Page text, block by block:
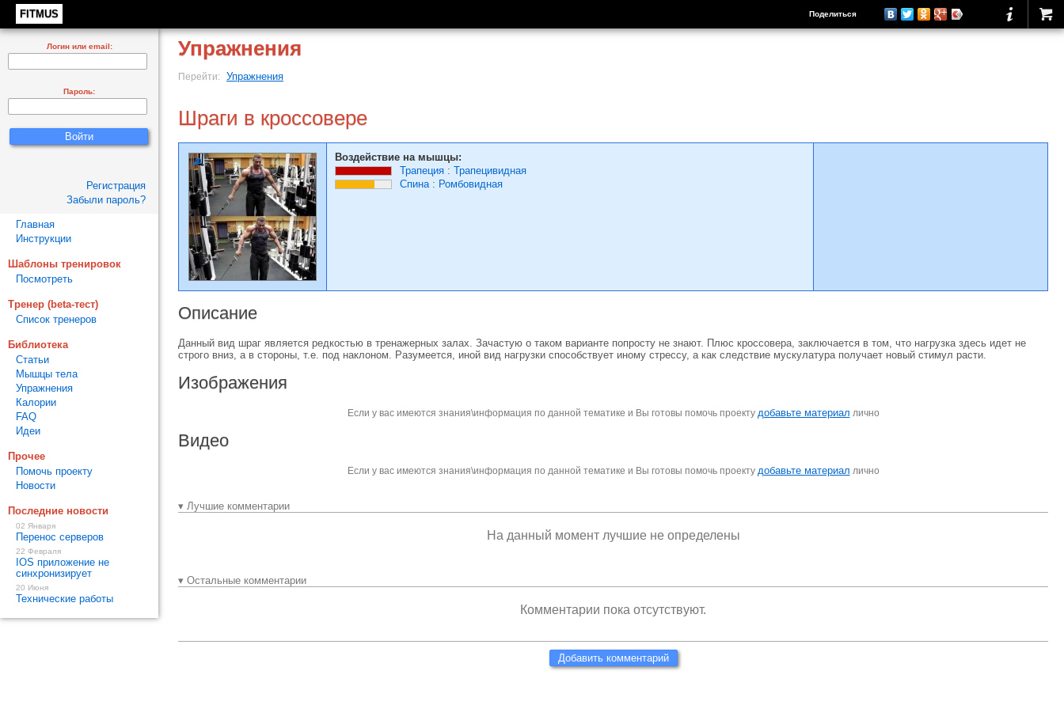
FITMUS Поделиться
Упражнения
Перейти: Упражнения
Шраги в кроссовере
Воздействие на мышцы:
Трапеция : Трапецивидная
Спина: Ромбовидная
Описание
Данный вид шраг является редкостью в тренажерных залах. Зачастую о таком варианте попросту не знают. Плюс кроссовера, заключается в том, что нагрузка здесь идет не
строго вниз, а в стороны, т.е. под наклоном. Разумеется, иной вид нагрузки способствует иному стрессу, а как следствие мускулатура получает новый стимул расти.
Изображения
Если у вас имеются знания\информация по данной тематике и Вы готовы помочь проекту добавьте материал лично
Видео
Если у вас имеются знания\информация по данной тематике и Вы готовы помочь проекту добавьте материал лично
▾ Лучшие комментарии
На данный момент лучшие не определены
▾ Остальные комментарии
Комментарии пока отсутствуют.
Добавить комментарий
Логин или email:
Пароль:
Регистрация
Забыли пароль?
Главная
Инструкции
Шаблоны тренировок
Посмотреть
Тренер (beta-тест)
Список тренеров
Библиотека
Статьи
Мышцы тела
Упражнения
Калории
FAQ
Идеи
Прочее
Помочь проекту
Новости
Последние новости
02 Января
Перенос серверов
22 Февраля
IOS приложение не
синхронизирует
20 Июня
Технические работы